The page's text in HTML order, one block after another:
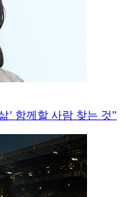
’ 함께할 사람 찾는 것”